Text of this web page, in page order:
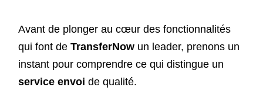
Avant de plonger au cœur des fonctionnalités
qui font de TransferNowun leader, prenons un
instant pour comprendre ce qui distingue un
service envoi de qualité.